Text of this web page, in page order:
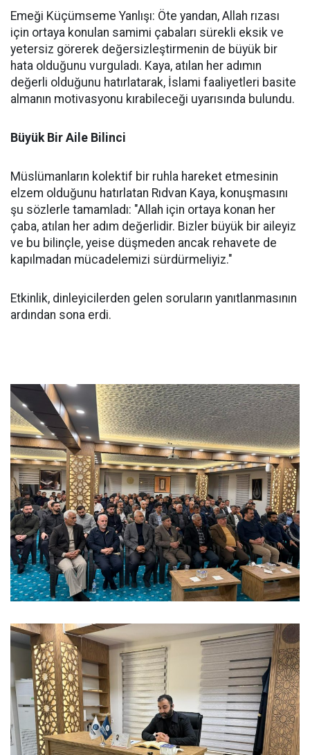
Emeği Küçümseme Yanlışı: Öte yandan, Allah rızası
için ortaya konulan samimi çabaları sürekli eksik ve
yetersiz görerek değersizleştirmenin de büyük bir
hata olduğunu vurguladı. Kaya, atılan her adımın
değerli olduğunu hatırlatarak, İslami faaliyetleri basite
almanın motivasyonu kırabileceği uyarısında bulundu.
Büyük Bir Aile Bilinci
Müslümanların kolektif bir ruhla hareket etmesinin
elzem olduğunu hatırlatan Rıdvan Kaya, konuşmasını
şu sözlerle tamamladı: "Allah için ortaya konan her
çaba, atılan her adım değerlidir. Bizler büyük bir aileyiz
ve bu bilinçle, yeise düşmeden ancak rehavete de
kapılmadan mücadelemizi sürdürmeliyiz."
Etkinlik, dinleyicilerden gelen soruların yanıtlanmasının
ardından sona erdi.